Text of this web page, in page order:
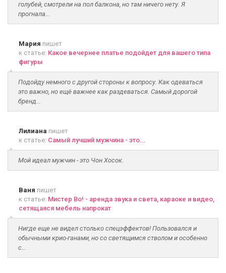
голубей, смотрели на пол балкона, но там ничего нету. Я
прогнала...
Мария пишет
к статье: Какое вечернее платье подойдет для вашего типа
фигуры
Подойду немного с другой стороны к вопросу. Как одеваться
это важно, но ещё важнее как раздеваться. Самый дорогой
бренд...
Лилиана пишет
к статье: Самый лучший мужчина - это...
Мой идеал мужчин - это Чон Хосок.
Ваня пишет
к статье: Мистер Во! - аренда звука и света, караоке и видео,
сетящаяся мебель напрокат
Нигде еще не видел столько спецэффектов! Пользовался и
обычными крио-ганами, но со светящимся стволом и особенно
с...